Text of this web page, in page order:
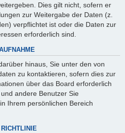
Dies gilt nicht, sofern er
zur Weitergabe der Daten (z.
verpflichtet ist oder die Daten zur
erforderlich sind.
hinaus, Sie unter den von
zu kontaktieren, sofern dies zur
über das Board erforderlich
andere Benutzer Sie
Ihrem persönlichen Bereich